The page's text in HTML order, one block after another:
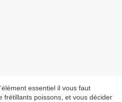
essentiel il vous faut
frétillants poissons, et vous décider